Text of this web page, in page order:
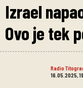
Izrael
Ovo je tek
Radio
16.05.2025,